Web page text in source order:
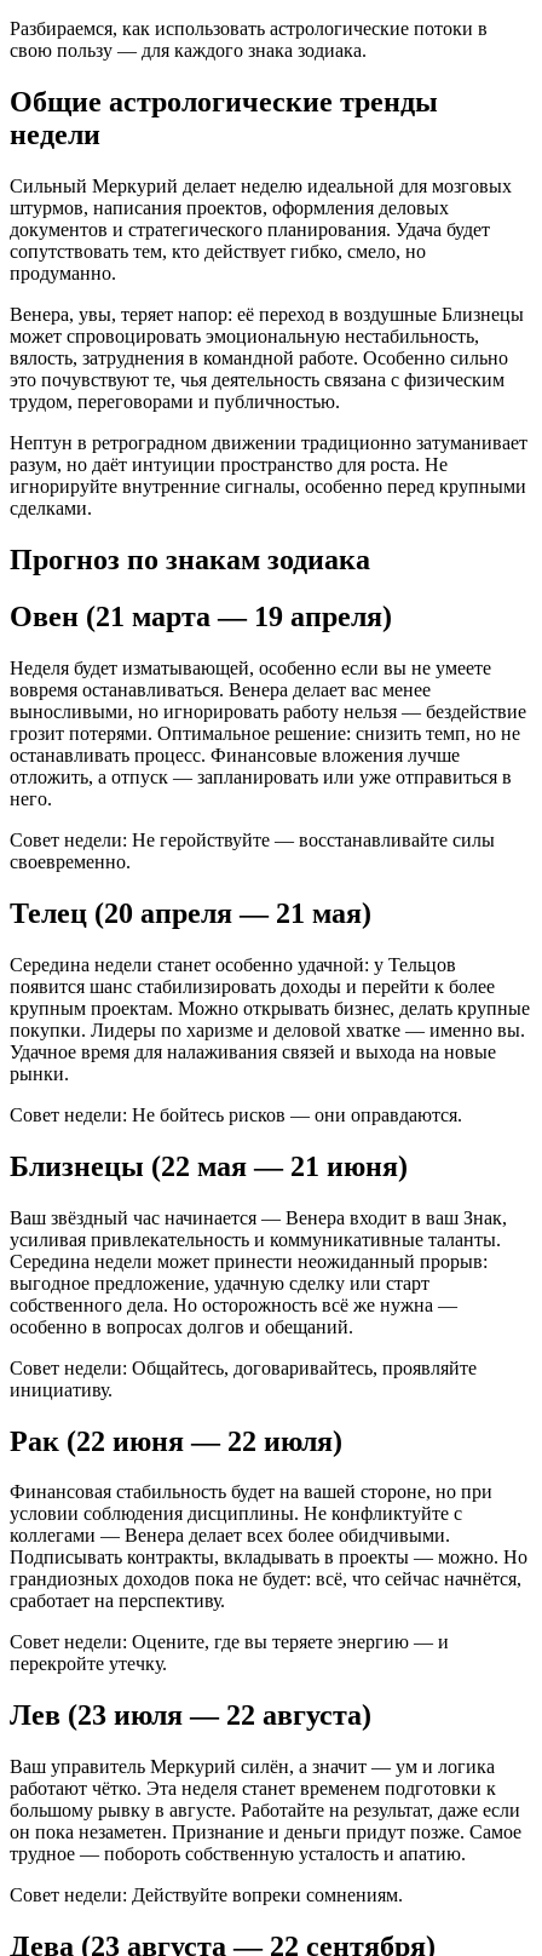
Разбираемся, как использовать астрологические потоки в
свою пользу — для каждого знака зодиака.
Общие астрологические тренды
недели
Сильный Меркурий делает неделю идеальной для мозговых
штурмов, написания проектов, оформления деловых
документов и стратегического планирования. Удача будет
сопутствовать тем, кто действует гибко, смело, но
продуманно.
Венера, увы, теряет напор: её переход в воздушные Близнецы
может спровоцировать эмоциональную нестабильность,
вялость, затруднения в командной работе. Особенно сильно
это почувствуют те, чья деятельность связана с физическим
трудом, переговорами и публичностью.
Нептун в ретроградном движении традиционно затуманивает
разум, но даёт интуиции пространство для роста. Не
игнорируйте внутренние сигналы, особенно перед крупными
сделками.
Прогноз по знакам зодиака
Овен (21 марта — 19 апреля)
Неделя будет изматывающей, особенно если вы не умеете
вовремя останавливаться. Венера делает вас менее
выносливыми, но игнорировать работу нельзя — бездействие
грозит потерями. Оптимальное решение: снизить темп, но не
останавливать процесс. Финансовые вложения лучше
отложить, а отпуск — запланировать или уже отправиться в
него.
Совет недели: Не геройствуйте — восстанавливайте силы
своевременно.
Телец (20 апреля — 21 мая)
Середина недели станет особенно удачной: у Тельцов
появится шанс стабилизировать доходы и перейти к более
крупным проектам. Можно открывать бизнес, делать крупные
покупки. Лидеры по харизме и деловой хватке — именно вы.
Удачное время для налаживания связей и выхода на новые
рынки.
Совет недели: Не бойтесь рисков — они оправдаются.
Близнецы (22 мая — 21 июня)
Ваш звёздный час начинается — Венера входит в ваш Знак,
усиливая привлекательность и коммуникативные таланты.
Середина недели может принести неожиданный прорыв:
выгодное предложение, удачную сделку или старт
собственного дела. Но осторожность всё же нужна —
особенно в вопросах долгов и обещаний.
Совет недели: Общайтесь, договаривайтесь, проявляйте
инициативу.
Рак (22 июня — 22 июля)
Финансовая стабильность будет на вашей стороне, но при
условии соблюдения дисциплины. Не конфликтуйте с
коллегами — Венера делает всех более обидчивыми.
Подписывать контракты, вкладывать в проекты — можно. Но
грандиозных доходов пока не будет: всё, что сейчас начнётся,
сработает на перспективу.
Совет недели: Оцените, где вы теряете энергию — и
перекройте утечку.
Лев (23 июля — 22 августа)
Ваш управитель Меркурий силён, а значит — ум и логика
работают чётко. Эта неделя станет временем подготовки к
большому рывку в августе. Работайте на результат, даже если
он пока незаметен. Признание и деньги придут позже. Самое
трудное — побороть собственную усталость и апатию.
Совет недели: Действуйте вопреки сомнениям.
Дева (23 августа — 22 сентября)